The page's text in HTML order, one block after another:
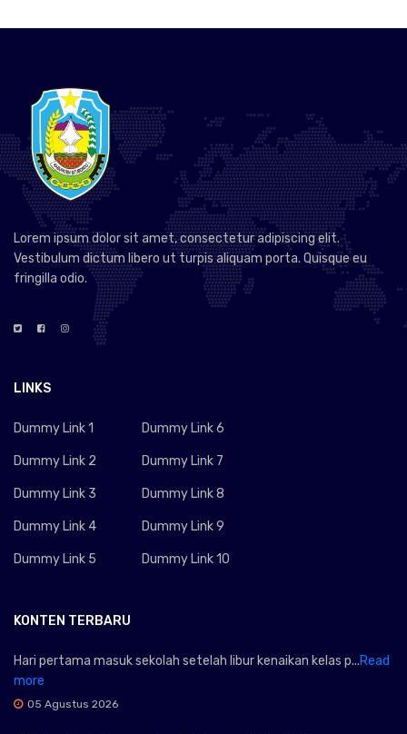
Lorem ipsum dolor sit amet, consectetur adipiscing elit.
Vestibulum dictum libero ut turpis aliquam porta. Quisque eu
fringilla odio.
LINKS
Dummy Link 1
Dummy Link 2
Dummy Link 3
Dummy Link 4
Dummy Link 5
Dummy Link 6
Dummy Link 7
Dummy Link 8
Dummy Link 9
Dummy Link 10
KONTEN TERBARU
Hari pertama masuk sekolah setelah libur kenaikan kelas p...Read
more
05 Agustus 2026